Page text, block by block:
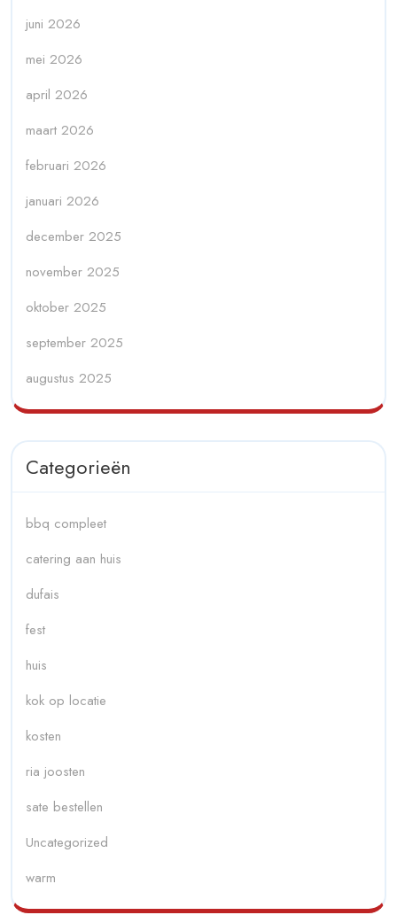
juni 2026
mei 2026
april 2026
maart 2026
februari 2026
januari 2026
december 2025
november 2025
oktober 2025
september 2025
augustus 2025
Categorieën
bbq compleet
catering aan huis
dufais
fest
huis
kok op locatie
kosten
ria joosten
sate bestellen
Uncategorized
warm